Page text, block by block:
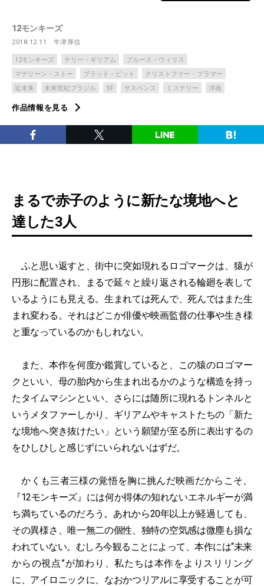
12モンキーズ
2018.12.11 牛津厚信
12モンキーズ テリー・ギリアム
ブルース・ウィリス
マデリーン・ストー
ブラッド・ピット
クリストファー・プラマー
近未来
未来世紀ブラジル SF サスペンス ミステリー 洋画
作品情報を見る
まるで赤子のように新たな境地へと
達した3人
ふと思い返すと、街中に突如現れるロゴマークは、猿が
円形に配置され、まるで延々と繰り返される輪廻を表して
いるようにも見える。生まれては死んで、死んではまた生
まれ変わる。それはどこか俳優や映画監督の仕事や生き様
と重なっているのかもしれない。
また、本作を何度か鑑賞していると、この猿のロゴマー
クといい、母の胎内から生まれ出るかのような構造を持っ
たタイムマシンといい、さらには随所に現れるトンネルと
いうメタファーしかり、ギリアムやキャストたちの「新た
な境地へ突き抜けたい」という願望が至る所に表出するの
をひしひしと感じずにいられないはずだ。
かくも三者三様の覚悟を胸に挑んだ映画だからこそ、
『12モンキーズ』には何か得体の知れないエネルギーが満
ち満ちているのだろう。あれから20年以上が経過しても、
その異様さ、唯一無二の個性、独特の空気感は微塵も損な
われていない。むしろ今観ることによって、本作には“未来
からの視点”が加わり、私たちは本作をよりスリリング
に、アイロニックに、なおかつリアルに享受することが可